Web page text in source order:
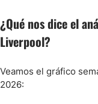
¿Qué nos dice el
Liverpool?
Veamos el gráfico
2026: